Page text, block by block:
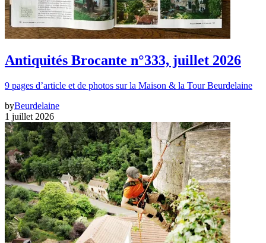
Antiquités Brocante n°333, juillet 2026
9 pages d’article et de photos sur la Maison & la Tour Beurdelaine
byBeurdelaine
1 juillet 2026